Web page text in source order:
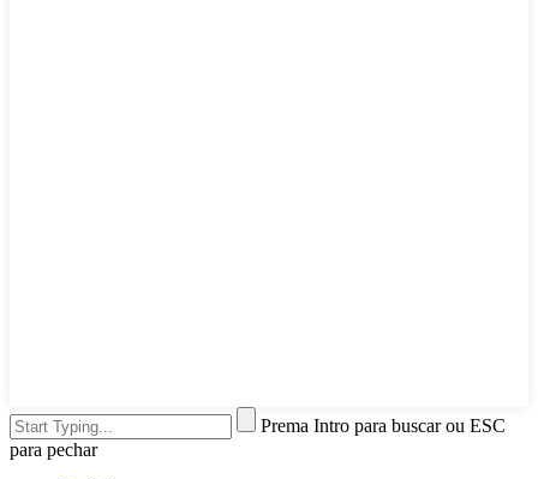
Prema Intro para buscar ou ESC
para pechar